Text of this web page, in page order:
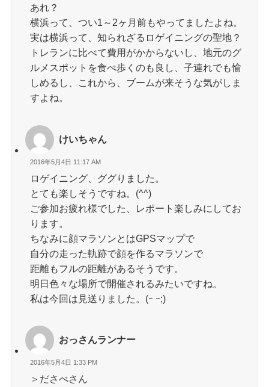
あれ？
横浜って、つい1～2ヶ月前もやってましたよね。
実は横浜って、知られざるロゲイニングの聖地？
トレランに比べて費用がかからないし、地元のグ
ルメスポットを食べ歩くのも良し、子連れでも愉
しめるし、これから、ブームが来そうな気がしま
すよね。
けいちゃん
2016年5月4日 11:17 AM
ロゲイニング、ググりました。
とても楽しそうですね。(^^)
ご参加お疲れ様でした、レポート楽しみにしてお
ります。
ちなみに顔マラソンとはGPSマップで
自分の走った軌跡で顔を作るマラソンで
距離もフルの距離があるそうです。
明日色々な場所で開催されるみたいですね。
私は今回は見送りました。(ｰ ｰ;)
おっさんランナー
2016年5月4日 1:33 PM
＞ださべさん